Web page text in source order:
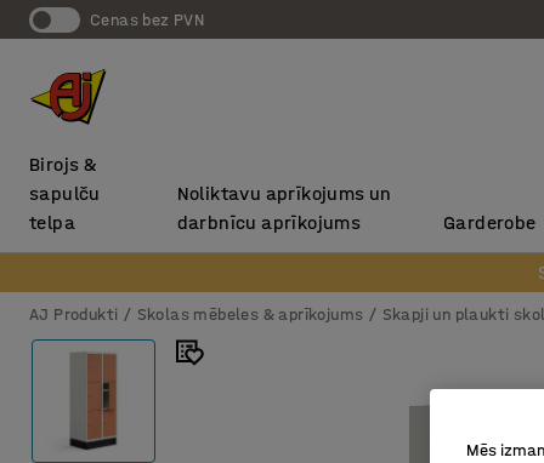
Cenas bez PVN
Birojs &
sapulču
telpa
Noliktavu aprīkojums un
darbnīcu aprīkojums
Garderobe
AJ Produkti Skolas mēbeles & aprīkojums Skapji un plaukti
Mēs